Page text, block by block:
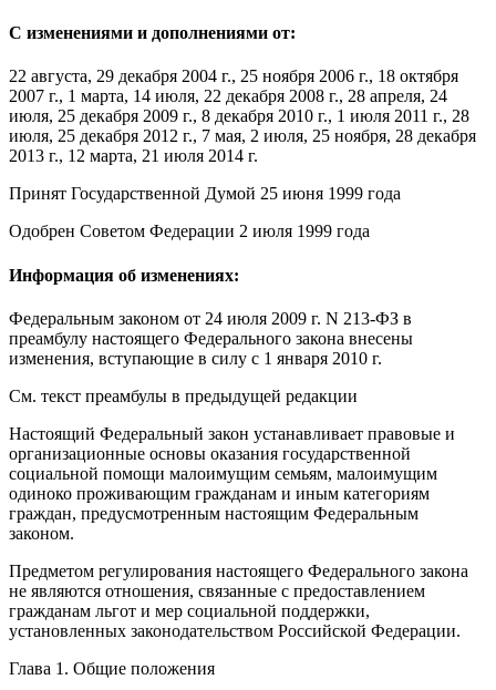
С изменениями и дополнениями от:
22 августа, 29 декабря 2004 г., 25 ноября 2006 г., 18 октября
2007 г., 1 марта, 14 июля, 22 декабря 2008 г., 28 апреля, 24
июля, 25 декабря 2009 г., 8 декабря 2010 г., 1 июля 2011 г., 28
июля, 25 декабря 2012 г., 7 мая, 2 июля, 25 ноября, 28 декабря
2013 г., 12 марта, 21 июля 2014 г.
Принят Государственной Думой 25 июня 1999 года
Одобрен Советом Федерации 2 июля 1999 года
Информация об изменениях:
Федеральным законом от 24 июля 2009 г. N 213-ФЗ в
преамбулу настоящего Федерального закона внесены
изменения, вступающие в силу с 1 января 2010 г.
См. текст преамбулы в предыдущей редакции
Настоящий Федеральный закон устанавливает правовые и
организационные основы оказания государственной
социальной помощи малоимущим семьям, малоимущим
одиноко проживающим гражданам и иным категориям
граждан, предусмотренным настоящим Федеральным
законом.
Предметом регулирования настоящего Федерального закона
не являются отношения, связанные с предоставлением
гражданам льгот и мер социальной поддержки,
установленных законодательством Российской Федерации.
Глава 1. Общие положения